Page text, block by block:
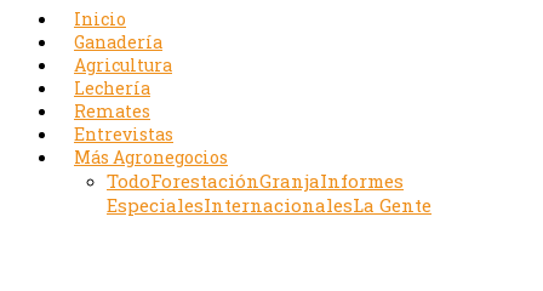
Inicio
Ganadería
Agricultura
Lechería
Remates
Entrevistas
Más Agronegocios
TodoForestaciónGranjaInformes
EspecialesInternacionalesLa Gente